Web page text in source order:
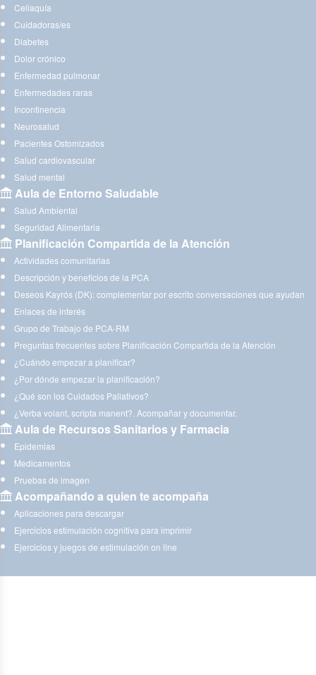
Celiaquía
Cuidadoras/es
Diabetes
Dolor crónico
Enfermedad pulmonar
Enfermedades raras
Incontinencia
Neurosalud
Pacientes Ostomizados
Salud cardiovascular
Salud mental
Aula de Entorno Saludable
Salud Ambiental
Seguridad Alimentaria
Planificación Compartida de la Atención
Actividades comunitarias
Descripción y beneficios de la PCA
Deseos Kayrós (DK): complementar por escrito conversaciones que ayudan
Enlaces de interés
Grupo de Trabajo de PCA-RM
Preguntas frecuentes sobre Planificación Compartida de la Atención
¿Cuándo empezar a planificar?
¿Por dónde empezar la planificación?
¿Qué son los Cuidados Paliativos?
¿Verba volant, scripta manent?. Acompañar y documentar.
Aula de Recursos Sanitarios y Farmacia
Epidemias
Medicamentos
Pruebas de imagen
Acompañando a quien te acompaña
Aplicaciones para descargar
Ejercicios estimulación cognitiva para imprimir
Ejercicios y juegos de estimulación on line